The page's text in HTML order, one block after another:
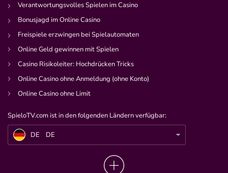
Zum Sportwetten Bonusvergleich
Verantwortungsvolles Spielen im Casino
Bonusjagd im Online Casino
Freispiele erzwingen bei Spielautomaten
Online Geld gewinnen mit Spielen
Casino Risikoleiter: Hochdrücken Tricks
Online Casino ohne Anmeldung (ohne Konto)
Online Casino ohne Limit
SpieloTV.com ist in den folgenden Ländern verfügbar:
DE
DE